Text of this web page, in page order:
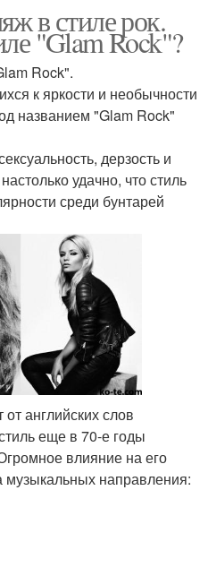
в стиле рок.
"Glam Rock"?
Rock".
к яркости и необычности
названием "Glam Rock"
дерзость и
удачно, что стиль
среди бунтарей
английских слов
еще в 70-е годы
влияние на его
направления: